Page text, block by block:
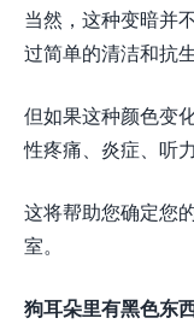
当然，这种变暗并
过简单的清洁和抗
但如果这种颜色变
性疼痛、炎症、听
这将帮助您确定您
室。
狗耳朵里有黑色东